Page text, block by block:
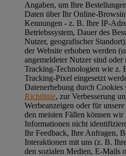
Angaben, um Ihre
Daten über Ihr Online-
Kennungen - z. B. Ihre IP-
Betriebssystem, Dauer des
Nutzer, geografischer
der Website erhoben werden
angemeldeter Nutzer sind
Tracking-Technologien wie z.
Tracking-Pixel eingesetzt
Datenerhebung durch Cookies
Richtlinie, zur Verbesserung
Werbeanzeigen oder für
den meisten Fällen können wir
Informationen nicht
Ihr Feedback, Ihre Anfragen,
Interaktionen mit uns (z. B.
den sozialen Medien, E-Mails